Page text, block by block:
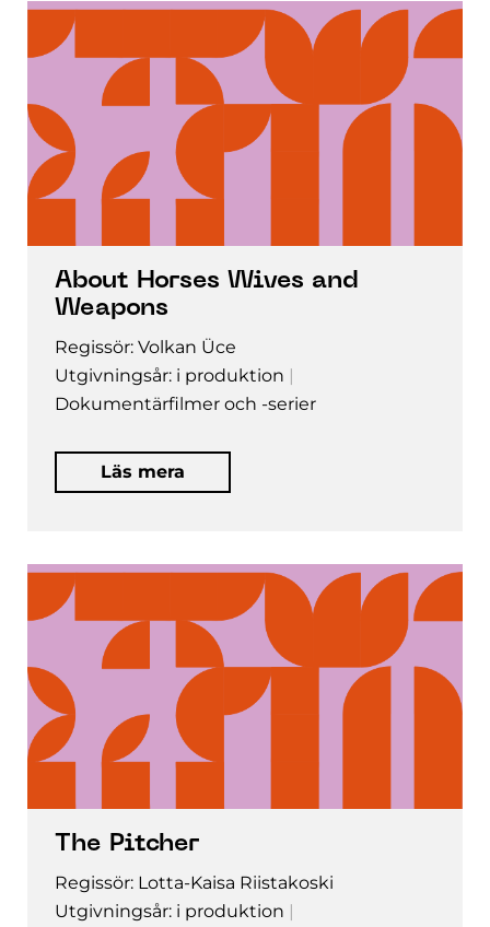
About Horses Wives and
Weapons
Regissör: Volkan Üce
Utgivningsår: i produktion
Dokumentärfilmer och -serier
Läs mera
The Pitcher
Regissör: Lotta-Kaisa Riistakoski
Utgivningsår: i produktion